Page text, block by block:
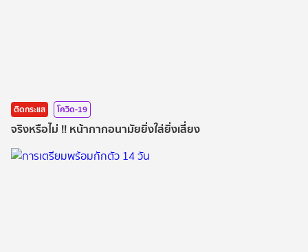
ติดกระแส โควิด-19
จริงหรือไม่ !! หน้ากากอนามัยยิ่งใส่ยิ่งเสี่ยง